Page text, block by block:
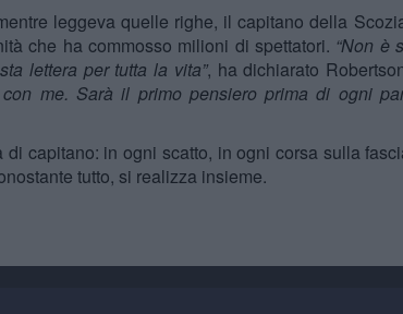
leggeva quelle righe, il capitano della
che ha commosso milioni di spettatori. “Non è
lettera per tutta la vita”, ha dichiarato
me. Sarà il primo pensiero prima di ogni
capitano: in ogni scatto, in ogni corsa sulla
tutto, si realizza insieme.